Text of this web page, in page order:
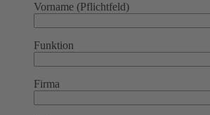
Vorname (Pflichtfeld)
Funktion
Firma